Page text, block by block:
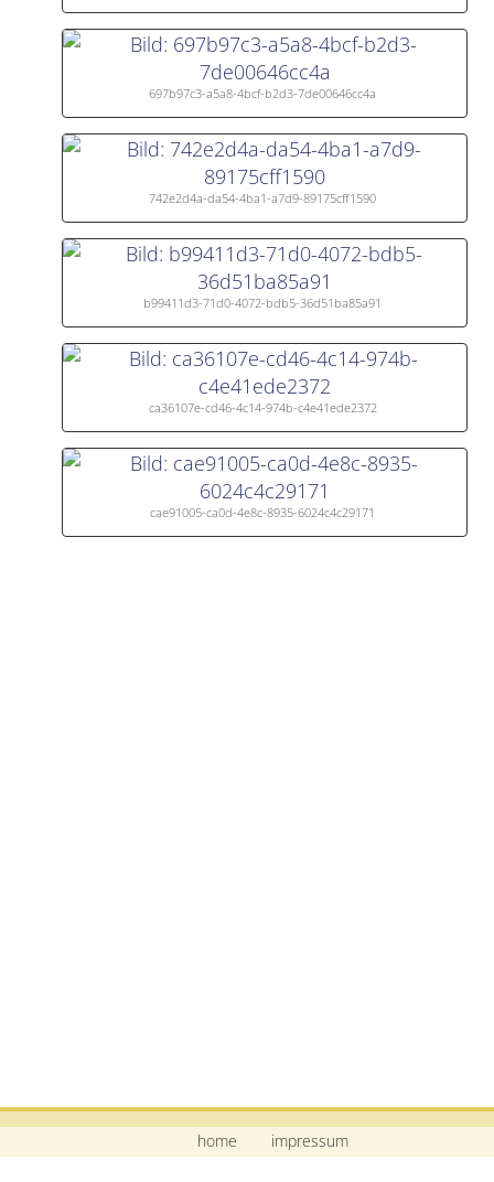
697b97c3-a5a8-4bcf-b2d3-7de00646cc4a
742e2d4a-da54-4ba1-a7d9-89175cff1590
b99411d3-71d0-4072-bdb5-36d51ba85a91
ca36107e-cd46-4c14-974b-c4e41ede2372
cae91005-ca0d-4e8c-8935-6024c4c29171
home impressum